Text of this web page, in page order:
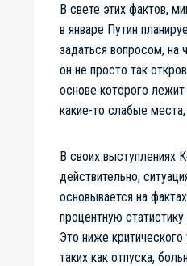
В свете этих фактов,
в январе Путин
задаться вопросом, на
он не просто так
основе которого
какие-то слабые
В своих выступлениях
действительно,
основывается на
процентную
Это ниже
таких как отпуска,